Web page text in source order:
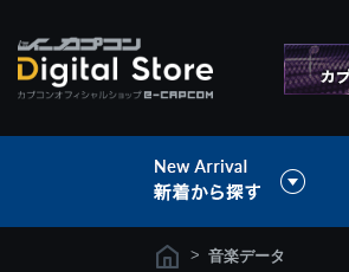
> 音楽データ